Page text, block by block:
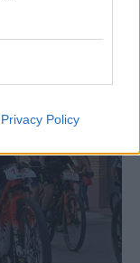
Privacy Policy
de la